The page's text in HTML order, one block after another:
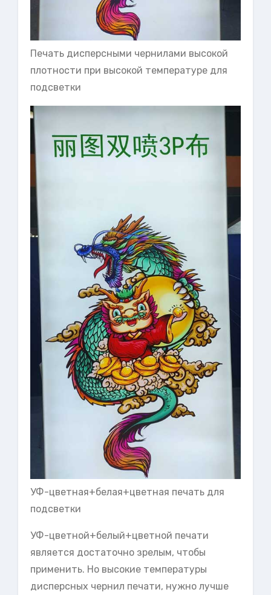
Печать дисперсными чернилами высокой
плотности при высокой температуре для
подсветки
УФ-цветная+белая+цветная печать для
подсветки
УФ-цветной+белый+цветной печати
является достаточно зрелым, чтобы
применить. Но высокие температуры
дисперсных чернил печати, нужно лучше